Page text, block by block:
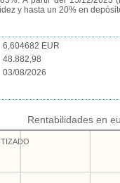
y hasta un 20% en
6,604682 EUR
48.882,98
03/08/2026
Rentabilidades en